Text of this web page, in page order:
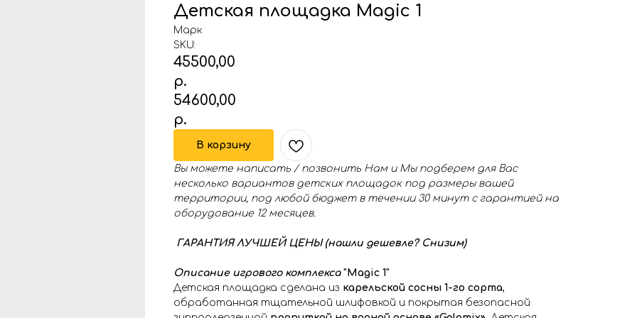
Детская площадка Magic 1
Марк
SKU:
45500,00
р.
54600,00
р.
В корзину
Вы можете написать / позвонить Нам и Мы подберем для Вас
несколько вариантов детских площадок под размеры вашей
территории, под любой бюджет в течении 30 минут с гарантией на
оборудование 12 месяцев.
ГАРАНТИЯ ЛУЧШЕЙ ЦЕНЫ (нашли дешевле? Снизим)
Описание игрового комплекса "Magic 1"
Детская площадка сделана из карельской сосны 1-го сорта,
обработанная тщательной шлифовкой и покрытая безопасной